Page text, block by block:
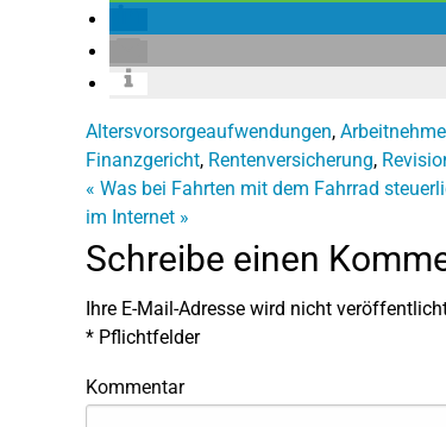
Altersvorsorgeaufwendungen,
Finanzgericht, Rentenversicherung,
« Was bei Fahrten mit dem Fahrrad
im Internet »
Schreibe einen
Ihre E-Mail-Adresse wird nicht
* Pflichtfelder
Kommentar